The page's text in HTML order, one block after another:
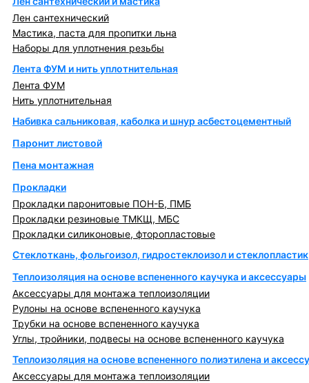
Лен сантехнический
Мастика, паста для пропитки льна
Наборы для уплотнения резьбы
Лента ФУМ и нить уплотнительная
Лента ФУМ
Нить уплотнительная
Набивка сальниковая, каболка и шнур асбестоцементный
Паронит листовой
Пена монтажная
Прокладки
Прокладки паронитовые ПОН-Б, ПМБ
Прокладки резиновые ТМКЩ, МБС
Прокладки силиконовые, фторопластовые
Стеклоткань, фольгоизол, гидростеклоизол и стеклопластик
Теплоизоляция на основе вспененного каучука и аксессуары
Аксессуары для монтажа теплоизоляции
Рулоны на основе вспененного каучука
Трубки на основе вспененного каучука
Углы, тройники, подвесы на основе вспененного каучука
Теплоизоляция на основе вспененного полиэтилена и
Аксессуары для монтажа теплоизоляции